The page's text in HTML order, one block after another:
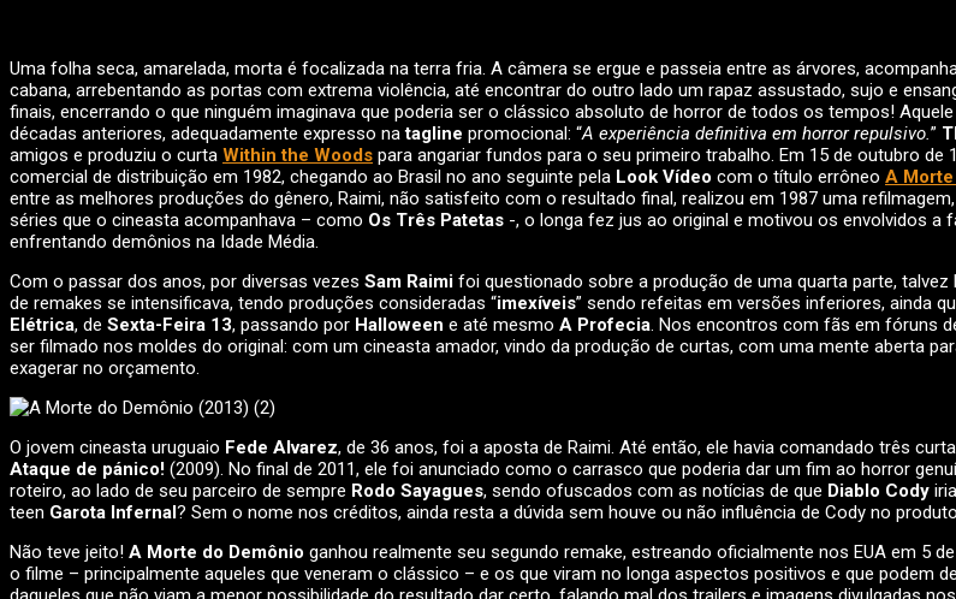
Uma folha seca, amarelada, morta é focalizada na terra fria. A câmera se ergue e passeia entre as árvores,
cabana, arrebentando as portas com extrema violência, até encontrar do outro lado um rapaz assustado, sujo e
finais, encerrando o que ninguém imaginava que poderia ser o clássico absoluto de horror de todos os tempos!
décadas anteriores, adequadamente expresso natagline promocional: “A experiência definitiva em horror repulsivo.”
amigos e produziu o curta Within the Woods para angariar fundos para o seu primeiro trabalho. Em 15 de outubro
comercial de distribuição em 1982, chegando ao Brasil no ano seguinte pela Look Vídeo com o título errôneo A
entre as melhores produções do gênero, Raimi, não satisfeito com o resultado final, realizou em 1987 uma
séries que o cineasta acompanhava – como Os Três Patetas -, o longa fez jus ao original e motivou os envolvidos a
enfrentando demônios na Idade Média.
Com o passar dos anos, por diversas vezes Sam Raimi foi questionado sobre a produção de uma quarta parte,
de remakes se intensificava, tendo produções consideradas “imexíveis” sendo refeitas em versões inferiores, ainda
Elétrica, de Sexta-Feira 13, passando por Halloween e até mesmo A Profecia. Nos encontros com fãs em fóruns
ser filmado nos moldes do original: com um cineasta amador, vindo da produção de curtas, com uma mente aberta
exagerar no orçamento.
O jovem cineasta uruguaio Fede Alvarez, de 36 anos, foi a aposta de Raimi. Até então, ele havia comandado três
Ataque de pánico! (2009). No final de 2011, ele foi anunciado como o carrasco que poderia dar um fim ao horror
roteiro, ao lado de seu parceiro de sempre Rodo Sayagues, sendo ofuscados com as notícias de que Diablo Cody
teen Garota Infernal ? Sem o nome nos créditos, ainda resta a dúvida sem houve ou não influência de Cody no
Não teve jeito! A Morte do Demônio ganhou realmente seu segundo remake, estreando oficialmente nos EUA em 5
o filme – principalmente aqueles que veneram o clássico – e os que viram no longa aspectos positivos e que podem